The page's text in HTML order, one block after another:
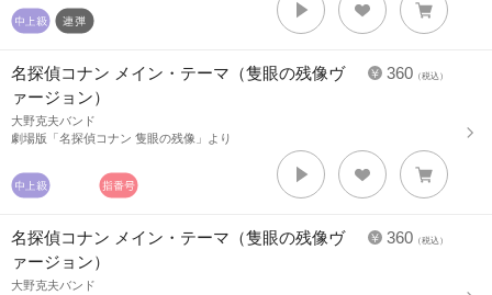
360 （税込）
名探偵コナン メイン・テーマ（隻眼の残像ヴ
ァージョン）
大野克夫バンド
劇場版「名探偵コナン 隻眼の残像」より
360 （税込）
名探偵コナン メイン・テーマ（隻眼の残像ヴ
ァージョン）
大野克夫バンド